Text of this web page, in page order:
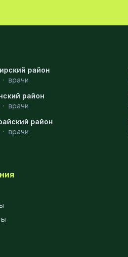
район
· врачи
район
· врачи
район
· врачи